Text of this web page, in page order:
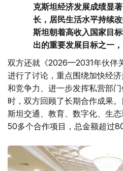
克斯坦经济发展成绩显
长，居民生活水平持续
斯坦朝着高收入国家目
出的重要发展目标之一，
双方还就《2026—2031年伙伴
进行了讨论，重点围绕加快经
和竞争力、进一步发挥私营部
时，双方回顾了长期合作成果
斯坦交通、教育、数字化、生
50多个合作项目，总金额超过